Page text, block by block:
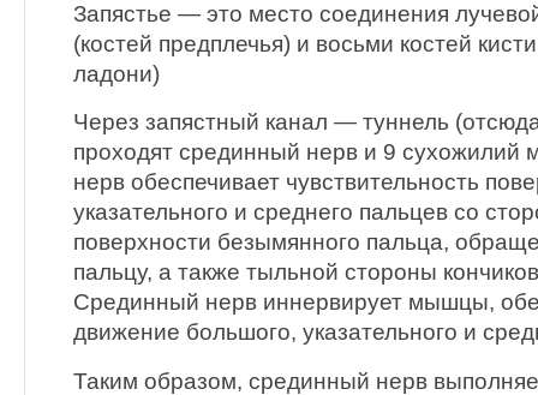
Запястье — это место соединения
(костей предплечья) и восьми костей
ладони)
Через запястный канал — туннель
проходят срединный нерв и 9
нерв обеспечивает чувствительность
указательного и среднего пальцев со
поверхности безымянного пальца,
пальцу, а также тыльной стороны
Срединный нерв иннервирует мышцы,
движение большого, указательного и
Таким образом, срединный нерв